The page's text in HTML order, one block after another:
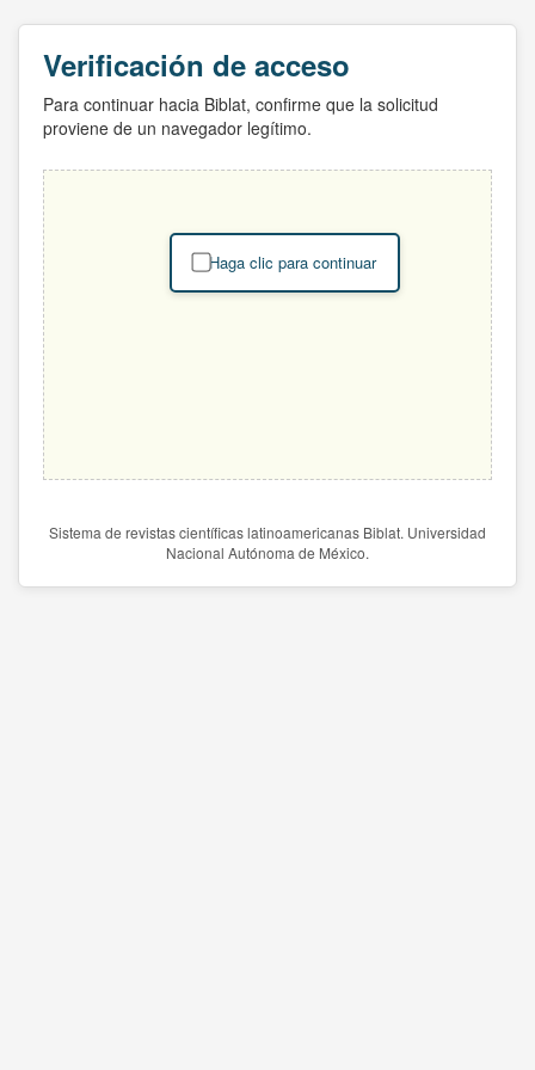
Verificación de acceso
Para continuar hacia Biblat, confirme que la solicitud
proviene de un navegador legítimo.
Haga clic para continuar
Sistema de revistas científicas latinoamericanas Biblat. Universidad
Nacional Autónoma de México.